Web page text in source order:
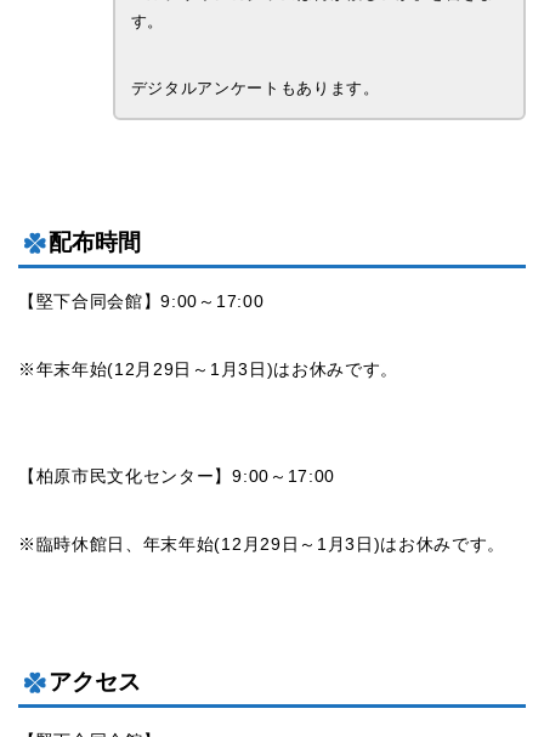
す。
デジタルアンケートもあります。
配布時間
【堅下合同会館】9:00～17:00
※年末年始(12月29日～1月3日)はお休みです。
【柏原市民文化センター】9:00～17:00
※臨時休館日、年末年始(12月29日～1月3日)はお休みです。
アクセス